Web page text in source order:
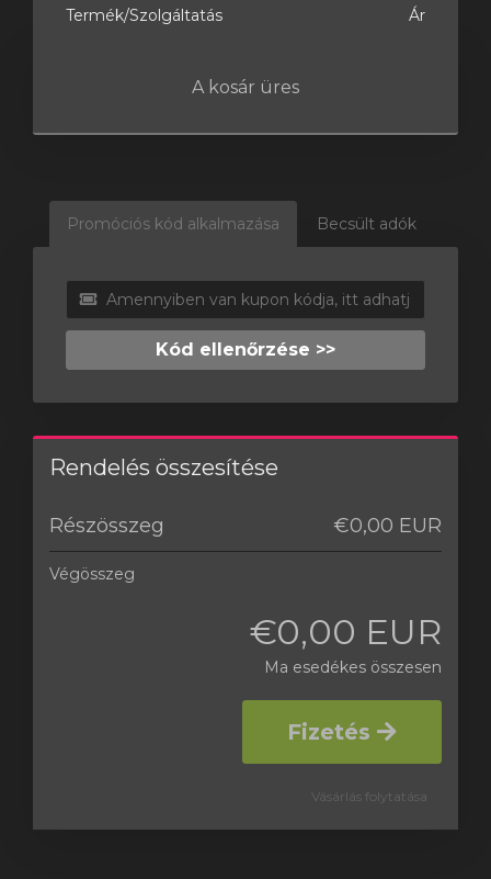
Termék/Szolgáltatás Ár
A kosár üres
Promóciós kód alkalmazása Becsült adók
Kód ellenőrzése >>
Rendelés összesítése
Részösszeg €0,00 EUR
Végösszeg
€0,00 EUR
Ma esedékes összesen
Fizetés
Vásárlás folytatása